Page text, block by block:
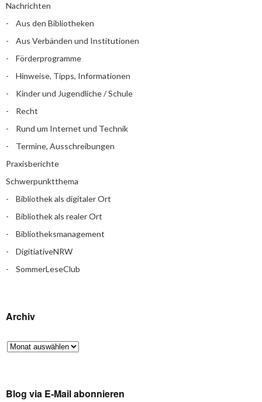
Nachrichten
Aus den Bibliotheken
Aus Verbänden und Institutionen
Förderprogramme
Hinweise, Tipps, Informationen
Kinder und Jugendliche / Schule
Recht
Rund um Internet und Technik
Termine, Ausschreibungen
Praxisberichte
Schwerpunktthema
Bibliothek als digitaler Ort
Bibliothek als realer Ort
Bibliotheksmanagement
DigitiativeNRW
SommerLeseClub
Archiv
Blog via E-Mail abonnieren